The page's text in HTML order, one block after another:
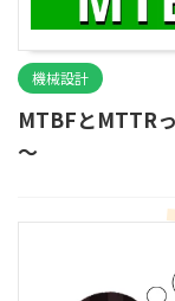
機械設計
MTBFとMTTR
～